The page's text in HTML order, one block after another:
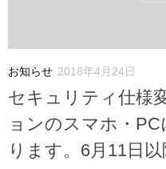
お知らせ 2018年4月24日
セキュリティ仕様
ョンのスマホ・
ります。6月11日以